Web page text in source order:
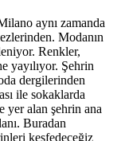
aynı zamanda
Modanın
Renkler,
yayılıyor. Şehrin
dergilerinden
ile sokaklarda
yer alan şehrin ana
Buradan
keşfedeceğiz